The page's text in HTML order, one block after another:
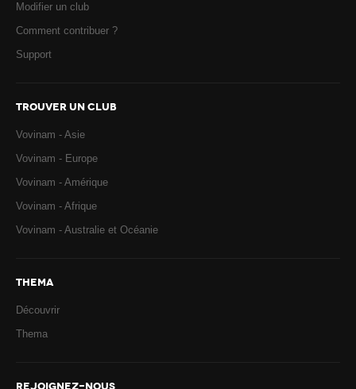
Modifier un club
Comment contribuer ?
Support
TROUVER UN CLUB
Vovinam - Asie
Vovinam - Europe
Vovinam - Amérique
Vovinam - Afrique
Vovinam - Australie et Océanie
THEMA
Découvrir
Thema
REJOIGNEZ-NOUS